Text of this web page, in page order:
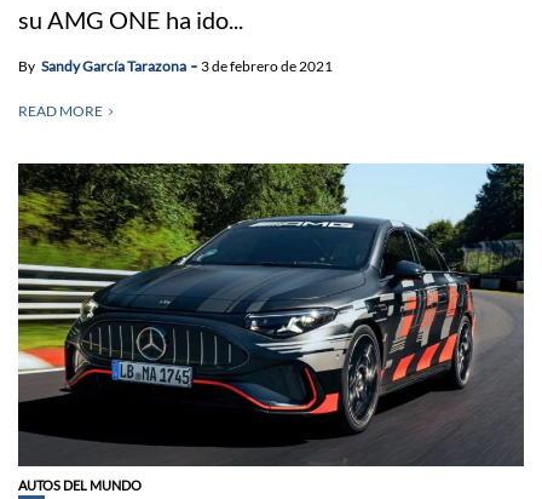
su AMG ONE ha ido...
By Sandy García Tarazona 3 de febrero de 2021
READ MORE
AUTOS DEL MUNDO